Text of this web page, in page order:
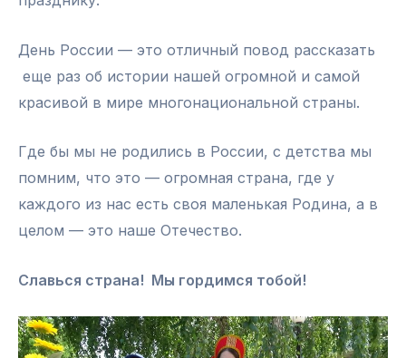
День России — это отличный повод рассказать
еще раз об истории нашей огромной и самой
красивой в мире многонациональной страны.
Где бы мы не родились в России, с детства мы
помним, что это — огромная страна, где у
каждого из нас есть своя маленькая Родина, а в
целом — это наше Отечество.
Славься страна! Мы гордимся тобой!